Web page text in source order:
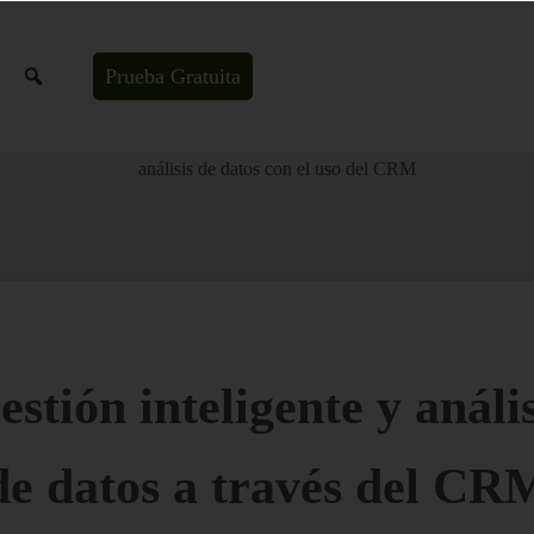
Prueba Gratuita
inteligente y
datos a través del